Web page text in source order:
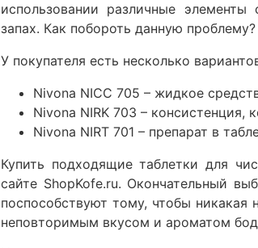
использовании различные
запах. Как побороть данную
У покупателя есть несколько
Nivona NICC 705 – жидкое
Nivona NIRK 703 – консистенция,
Nivona NIRT 701 – препарат в
Купить подходящие таблетки для
сайте ShopKofe.ru. Окончательный
поспособствуют тому, чтобы
неповторимым вкусом и ароматом